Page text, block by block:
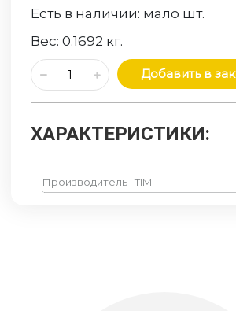
Есть в наличии: мало шт.
Вес:0.1692 кг.
Добавить в
ХАРАКТЕРИСТИКИ:
Производитель TIM